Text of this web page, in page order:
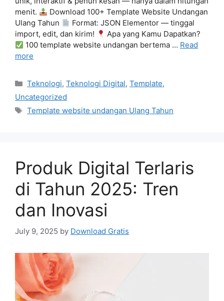
menit.
Download 100+ Template Website Undangan
Ulang Tahun
Format: JSON Elementor — tinggal
import, edit, dan kirim!
Apa yang Kamu Dapatkan?
100 template website undangan bertema … Read
more
Categories
Teknologi, Teknologi Digital, Template,
Uncategorized
Tags
Template website undangan Ulang Tahun
Produk Digital Terlaris
di Tahun 2025: Tren
dan Inovasi
July 9, 2025 by Download Gratis